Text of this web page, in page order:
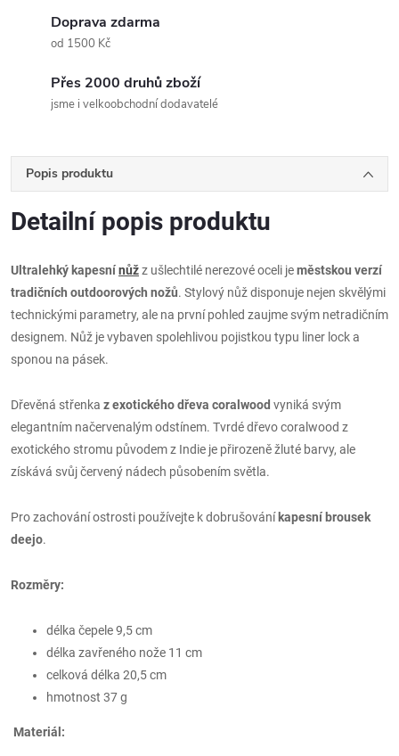
Doprava zdarma
od 1500 Kč
Přes 2000 druhů zboží
jsme i velkoobchodní dodavatelé
Popis produktu
Detailní popis produktu
Ultralehký kapesnínůžz ušlechtilé nerezové oceli jeměstskou verzí
tradičních outdoorových nožů. Stylový nůž disponuje nejen skvělými
technickými parametry, ale na první pohled zaujme svým netradičním
designem. Nůž je vybaven spolehlivou pojistkou typu liner lock a
sponou na pásek.
Dřevěná střenka z exotického dřeva coralwood vyniká svým
elegantním načervenalým odstínem. Tvrdé dřevo coralwood z
exotického stromu původem z Indie je přirozeně žluté barvy, ale
získává svůj červený nádech působením světla.
Pro zachování ostrosti používejte k dobrušování kapesní brousek
deejo.
Rozměry:
délka čepele 9,5 cm
délka zavřeného nože 11 cm
celková délka 20,5 cm
hmotnost 37 g
Materiál: